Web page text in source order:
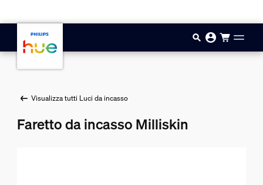
Visualizza tutti Luci da incasso
Faretto da incasso Milliskin